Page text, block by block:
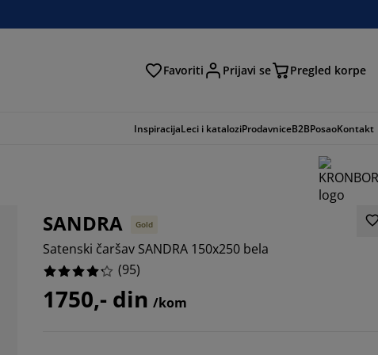
Favoriti Prijavi se Pregled korpe
InspiracijaLeci i kataloziProdavniceB2BPosaoKontakt
SANDRA Gold
Satenski čaršav SANDRA 150x250 bela
(95)
1750,- din /kom